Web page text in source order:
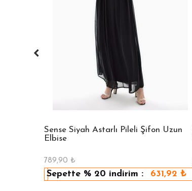
Sense Siyah Astarlı Pileli Şifon Uzun
Elbise
789,90 ₺
Sepette % 20 indirim : 631,92 ₺